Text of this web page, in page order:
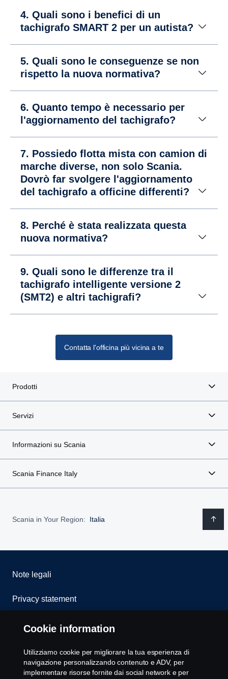
4. Quali sono i benefici di un
tachigrafo SMART 2 per un autista?
5. Quali sono le conseguenze se non
rispetto la nuova normativa?
6. Quanto tempo è necessario per
l'aggiornamento del tachigrafo?
7. Possiedo flotta mista con camion di
marche diverse, non solo Scania.
Dovrò far svolgere l'aggiornamento
del tachigrafo a officine differenti?
8. Perché è stata realizzata questa
nuova normativa?
9. Quali sono le differenze tra il
tachigrafo intelligente versione 2
(SMT2) e altri tachigrafi?
Contatta l'officina più vicina a te
Prodotti
Servizi
Informazioni su Scania
Scania Finance Italy
Scania in Your Region: Italia
Note legali
Privacy statement
Cookies
Whistleblowing
Modello 231
Cookie information
Utilizziamo cookie per migliorare la tua esperienza di
navigazione personalizzando contenuto e ADV, per
implementare risorse fornite dai social network e per